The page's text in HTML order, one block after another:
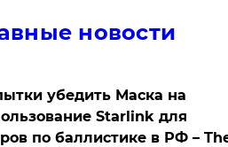
новости
убедить Маска на
Starlink для
по баллистике в РФ –